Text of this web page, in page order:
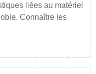
liées au matériel
Connaître les